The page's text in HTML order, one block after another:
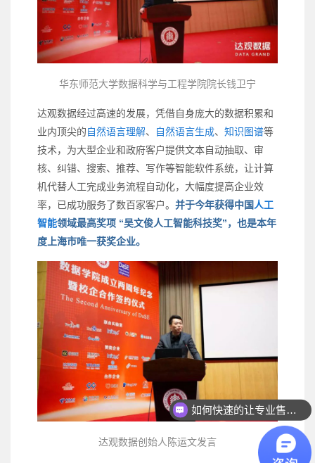
华东师范大学数据科学与工程学院院长钱卫宁
达观数据经过高速的发展，凭借自身庞大的数据积累和
业内顶尖的自然语言理解、 自然语言生成、 知识图谱等
技术，为大型企业和政府客户提供文本自动抽取、审
核、纠错、搜索、推荐、写作等智能软件系统，让计算
机代替人工完成业务流程自动化，大幅度提高企业效
率，已成功服务了数百家客户。 并于今年获得中国 人工
智能领域最高奖项 “吴文俊人工智能科技奖”，也是本年
度上海市唯一获奖企业。
达观数据创始人陈运文发言
如何快速的让专业售前联系我？